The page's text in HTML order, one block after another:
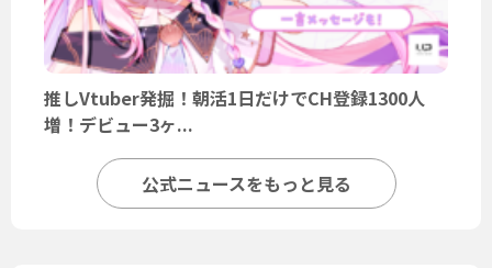
推しVtuber発掘！朝活1日だけでCH登録1300人
増！デビュー3ヶ...
公式ニュースをもっと見る